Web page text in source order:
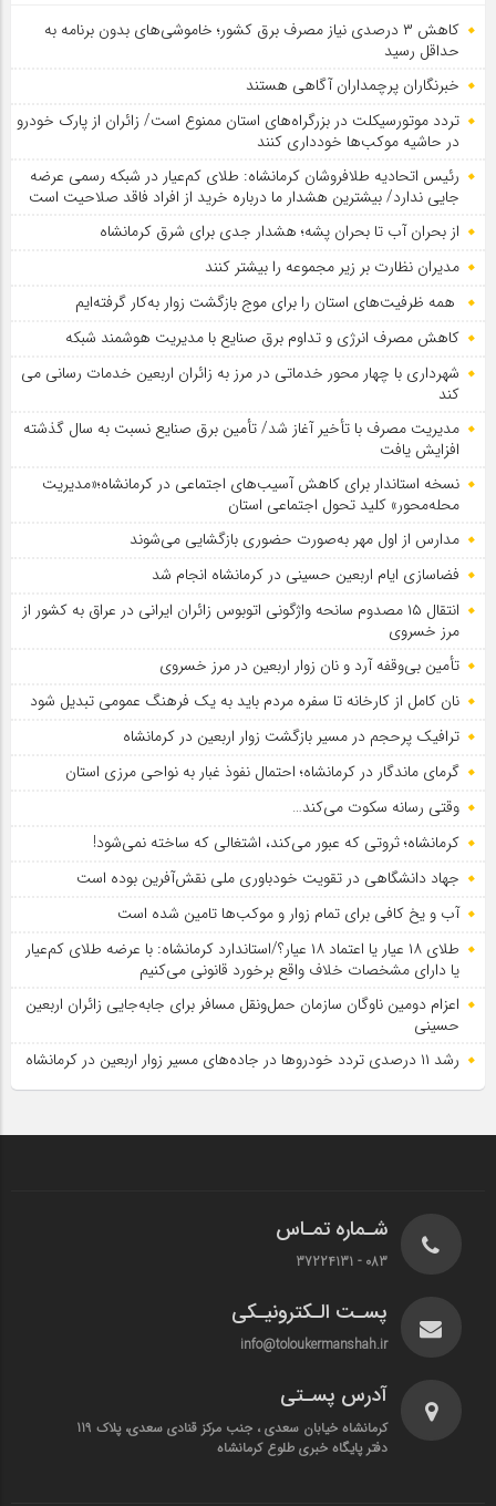
کاهش ۳ درصدی نیاز مصرف برق کشور؛ خاموشی‌های بدون برنامه به
حداقل رسید
خبرنگاران پرچمداران آگاهی هستند
تردد موتورسیکلت در بزرگراه‌های استان ممنوع است/ زائران از پارک خودرو
در حاشیه موکب‌ها خودداری کنند
رئیس اتحادیه طلافروشان کرمانشاه: طلای کم‌عیار در شبکه رسمی عرضه
جایی ندارد/ بیشترین هشدار ما درباره خرید از افراد فاقد صلاحیت است
از بحران آب تا بحران پشه؛ هشدار جدی برای شرق کرمانشاه
مدیران نظارت بر زیر مجموعه را بیشتر کنند
همه ظرفیت‌های استان را برای موج بازگشت زوار به‌کار گرفته‌ایم
کاهش مصرف انرژی و تداوم برق صنایع با مدیریت هوشمند شبکه
شهرداری با چهار محور خدماتی در مرز به زائران اربعین خدمات رسانی می
کند
مدیریت مصرف با تأخیر آغاز شد/ تأمین برق صنایع نسبت به سال گذشته
افزایش یافت
نسخه استاندار برای کاهش آسیب‌های اجتماعی در کرمانشاه؛«مدیریت
محله‌محور» کلید تحول اجتماعی استان
مدارس از اول مهر به‌صورت حضوری بازگشایی می‌شوند
فضاسازی ایام اربعین حسینی در کرمانشاه انجام شد
انتقال ۱۵ مصدوم سانحه واژگونی اتوبوس زائران ایرانی در عراق به کشور از
مرز خسروی
تأمین بی‌وقفه آرد و نان زوار اربعین در مرز خسروی
نان کامل از کارخانه تا سفره مردم باید به یک فرهنگ عمومی تبدیل شود
ترافیک پرحجم در مسیر بازگشت زوار اربعین در کرمانشاه
گرمای ماندگار در کرمانشاه؛ احتمال نفوذ غبار به نواحی مرزی استان
وقتی رسانه سکوت می‌کند…
کرمانشاه؛ ثروتی که عبور می‌کند، اشتغالی که ساخته نمی‌شود!
جهاد دانشگاهی در تقویت خودباوری ملی نقش‌آفرین بوده است
آب و یخ کافی برای تمام زوار و موکب‌ها تامین شده است
طلای ۱۸ عیار یا اعتماد ۱۸ عیار؟/استاندارد کرمانشاه: با عرضه طلای کم‌عیار
یا دارای مشخصات خلاف واقع برخورد قانونی می‌کنیم
اعزام دومین ناوگان سازمان حمل‌ونقل مسافر برای جابه‌جایی زائران اربعین
حسینی
رشد ۱۱ درصدی تردد خودروها در جاده‌های مسیر زوار اربعین در کرمانشاه
شـماره تمـاس
083 - 37224131
پسـت الـکترونیـکی
info@toloukermanshah.ir
آدرس پسـتی
کرمانشاه خیابان سعدی ، جنب مرکز قنادی سعدی، پلاک 119
دفتر پایگاه خبری طلوع کرمانشاه